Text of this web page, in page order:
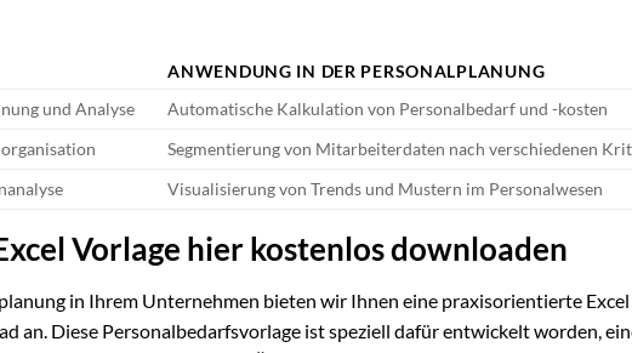
ANWENDUNG IN DER PERSONALPLANUNG
und Analyse
Automatische Kalkulation von Personalbedarf und -kosten
Segmentierung von Mitarbeiterdaten nach verschiedenen
Visualisierung von Trends und Mustern im Personalwesen
Vorlage hier kostenlos downloaden
in Ihrem Unternehmen bieten wir Ihnen eine praxisorientierte Excel
an. Diese Personalbedarfsvorlage ist speziell dafür entwickelt worden,